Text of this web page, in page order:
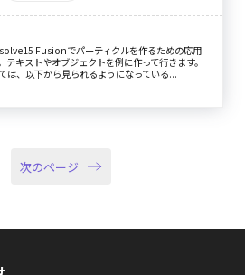
Fusionでパーティクルを作るための応用
テキストやオブジェクトを例に作って行きます。
は、以下から見られるようになっている...
次のページ